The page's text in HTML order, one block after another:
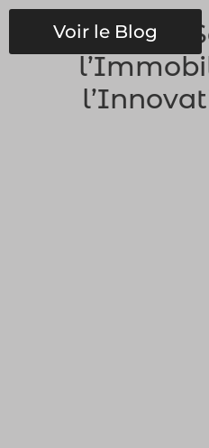
Voir le Blog
Vers le